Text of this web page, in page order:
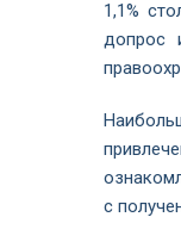
1,1%
допрос
с